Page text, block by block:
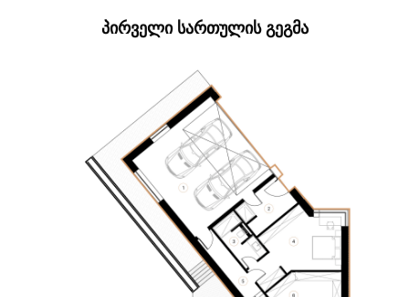
ᲞᲘᲠᲕᲔᲚᲘ ᲡᲐᲠᲗᲣᲚᲘᲡ ᲒᲔᲒᲛᲐ